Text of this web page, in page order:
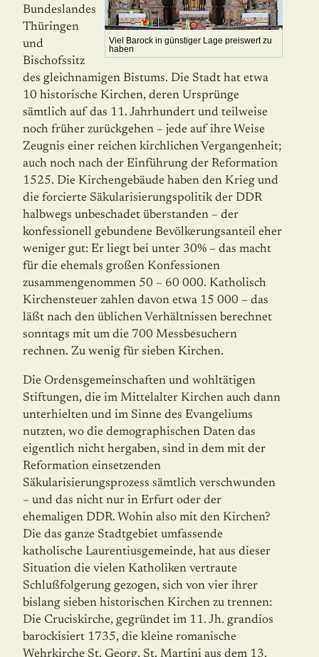
Viel Barock in günstiger Lage preiswert zu
haben
Bundeslandes
Thüringen
und
Bischofssitz
des gleichnamigen Bistums. Die Stadt hat etwa
10 historische Kir­chen, deren Ursprünge
sämtlich auf das 11. Jahr­hun­dert und teilweise
noch früher zurückgehen – jede auf ihre Weise
Zeugnis einer reichen kirch­­lichen Vergangenheit;
auch noch nach der Ein­füh­rung der Reformation
1525. Die Kir­chen­ge­bäude haben den Krieg und
die forcierte Säku­larisierungspolitik der DDR
halbwegs unbeschadet überstanden – der
konfessionell gebundene Bevölkerungsanteil eher
weniger gut: Er liegt bei unter 30% – das macht
für die ehemals großen Konfessionen
zusammengenommen 50 – 60 000. Katholisch
Kirchensteuer zahlen davon etwa 15 000 – das
läßt nach den üblichen Verhältnissen berechnet
sonntags mit um die 700 Messbesuchern
rechnen. Zu wenig für sieben Kirchen.
Die Ordensgemeinschaften und wohltätigen
Stiftungen, die im Mittelalter Kirchen auch dann
unterhielten und im Sinne des Evangeliums
nutzten, wo die demographischen Daten das
eigentlich nicht hergaben, sind in dem mit der
Reformation einsetzenden
Säkularisierungsprozess sämtlich verschwunden
– und das nicht nur in Erfurt oder der
ehemaligen DDR. Wohin also mit den Kirchen?
Die das ganze Stadtgebiet umfassende
katholische Laurentiusgemeinde, hat aus dieser
Situation die vielen Katholiken vertraute
Schlußfolgerung gezogen, sich von vier ihrer
bislang sieben historischen Kirchen zu trennen:
Die Cruciskirche, gegründet im 11. Jh. grandios
barockisiert 1735, die kleine romanische
Wehrkirche St. Georg, St. Martini aus dem 13.